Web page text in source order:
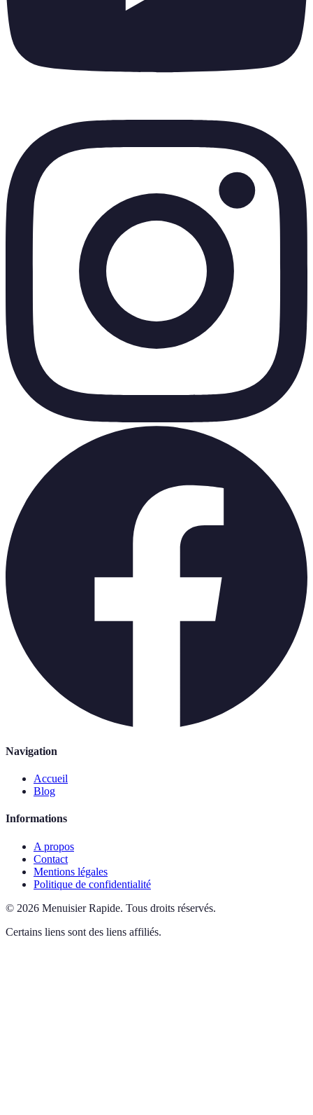
Navigation
Accueil
Blog
Informations
A propos
Contact
Mentions légales
Politique de confidentialité
© 2026 Menuisier Rapide. Tous droits réservés.
Certains liens sont des liens affiliés.